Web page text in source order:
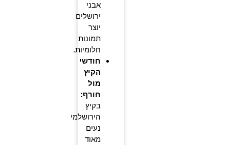
אבני
ירושלים
יוצר
תמונות
חלומיות.
חודשי
הקיץ
מול
חורף:
בקיץ
הירושלמי
נעים
מאוד